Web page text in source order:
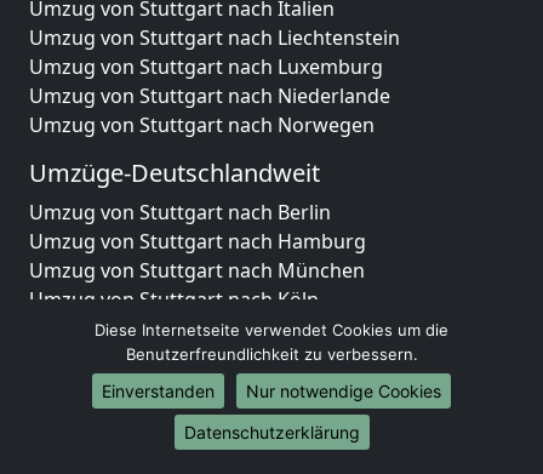
Umzug von Stuttgart nach Italien
Umzug von Stuttgart nach Liechtenstein
Umzug von Stuttgart nach Luxemburg
Umzug von Stuttgart nach Niederlande
Umzug von Stuttgart nach Norwegen
Umzüge-Deutschlandweit
Umzug von Stuttgart nach Berlin
Umzug von Stuttgart nach Hamburg
Umzug von Stuttgart nach München
Umzug von Stuttgart nach Köln
Umzug von Stuttgart nach Frankfurt am Main
Umzug von Stuttgart nach Stuttgart
Umzug von Stuttgart nach Düsseldorf
Umzug von Stuttgart nach Leipzig
Umzug von Stuttgart nach Dortmund
Diese Internetseite verwendet Cookies um die
Benutzerfreundlichkeit zu verbessern.
Einverstanden
Nur notwendige Cookies
Datenschutzerklärung